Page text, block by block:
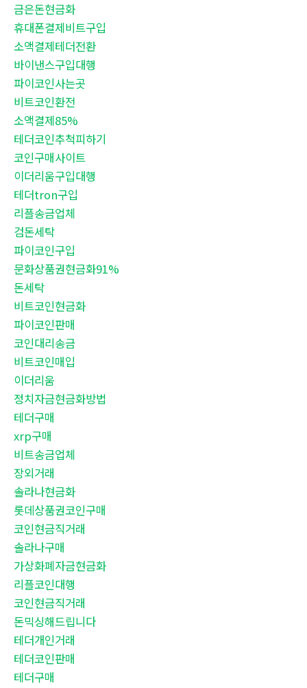
금은돈현금화
휴대폰결제비트구입
소액결제테더전환
바이낸스구입대행
파이코인사는곳
비트코인환전
소액결제85%
테더코인추척피하기
코인구매사이트
이더리움구입대행
테더tron구입
리플송금업체
검돈세탁
파이코인구입
문화상품권현금화91%
돈세탁
비트코인현금화
파이코인판매
코인대리송금
비트코인매입
이더리움
정치자금현금화방법
테더구매
xrp구매
비트송금업체
장외거래
솔라나현금화
롯데상품권코인구매
코인현금직거래
솔라나구매
가상화폐자금현금화
리플코인대행
코인현금직거래
돈믹싱해드립니다
테더개인거래
테더코인판매
테더구매